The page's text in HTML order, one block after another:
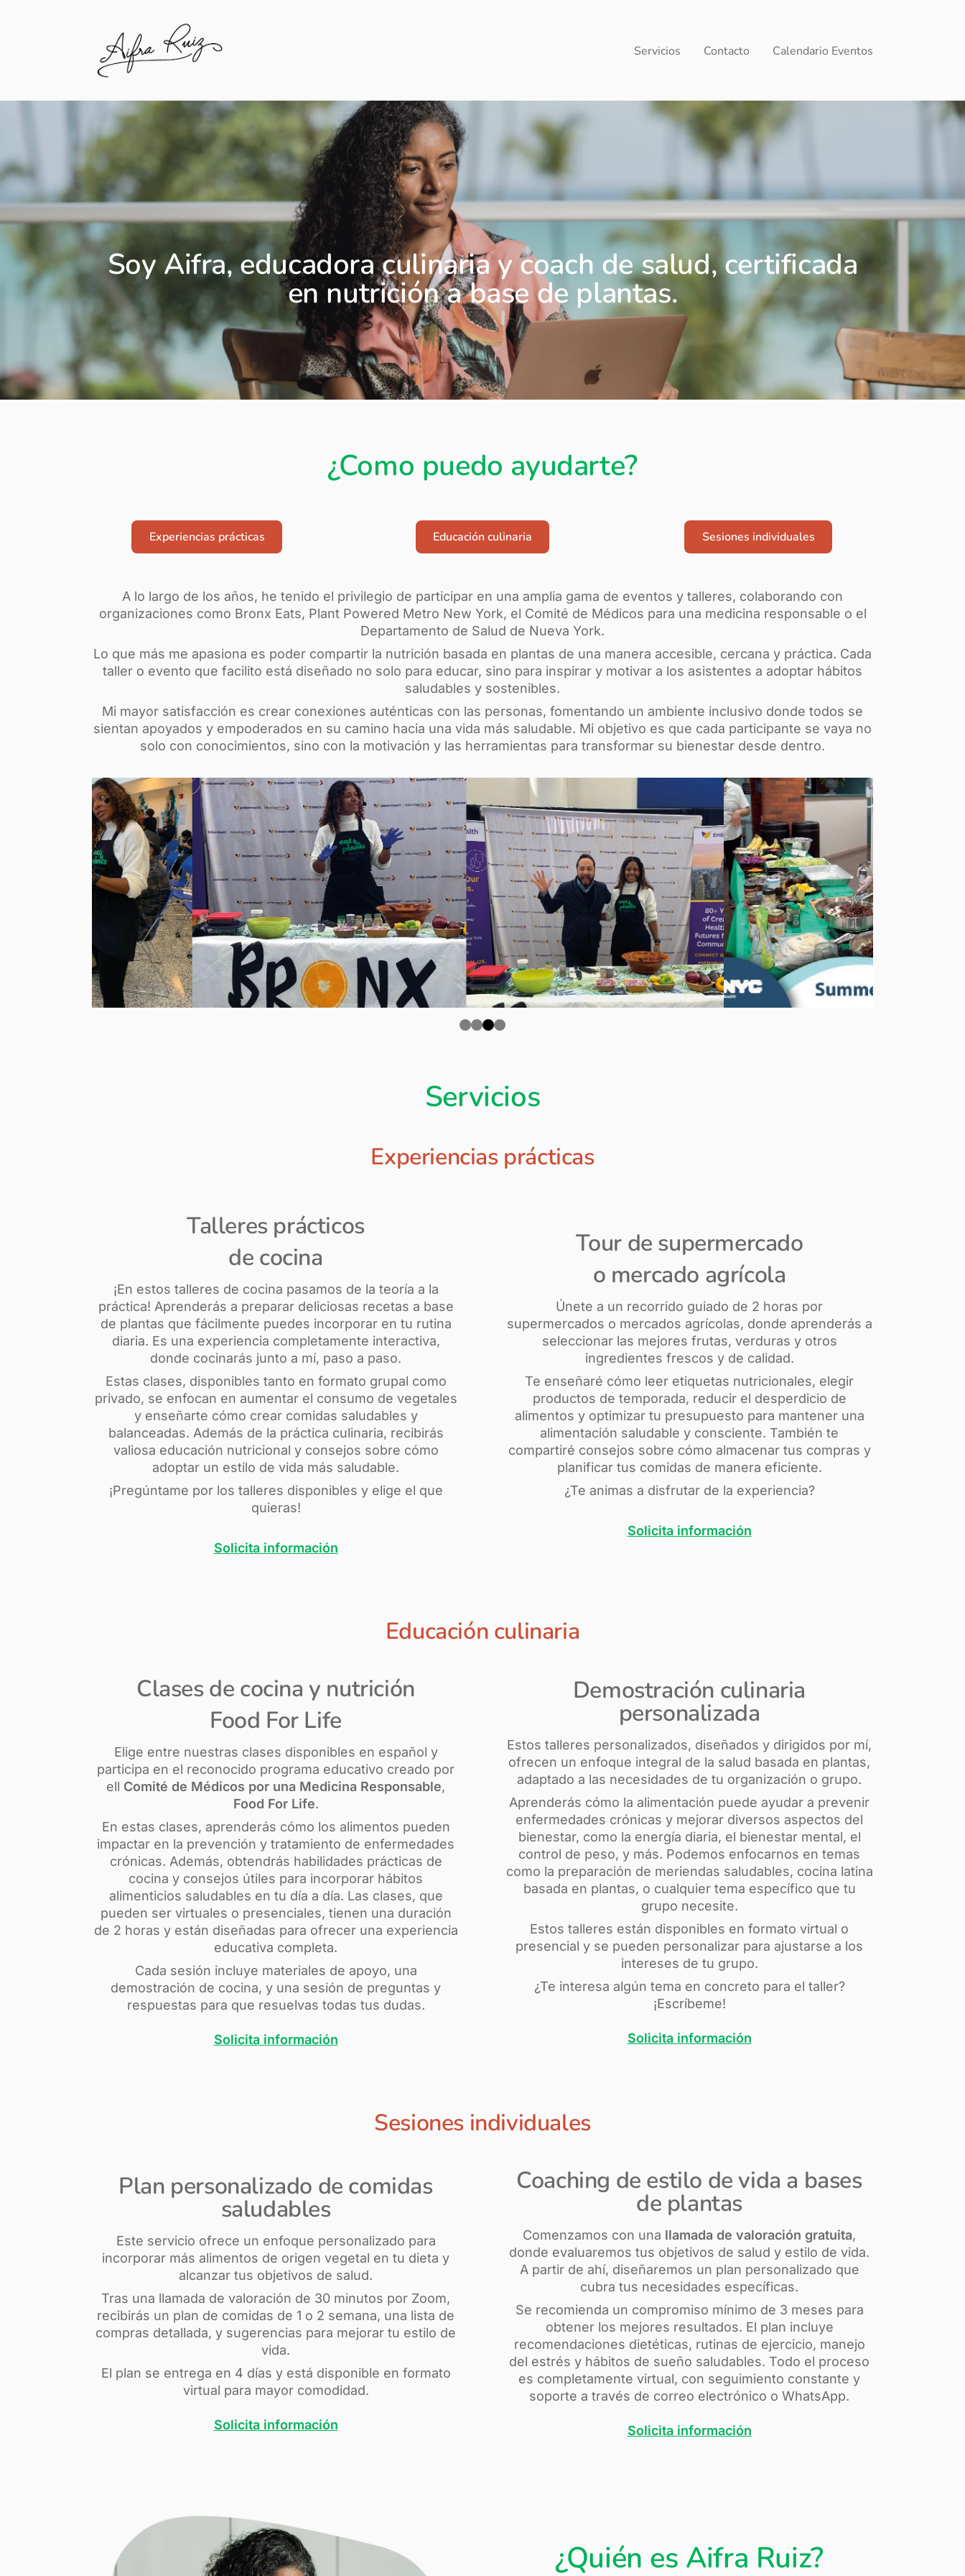
Servicios Contacto Calendario Eventos
Soy Aifra, educadora culinaria y coach de salud, certificada
en nutrición a base de plantas.
¿Como puedo ayudarte?
Experiencias prácticas Educación culinaria Sesiones individuales
A lo largo de los años, he tenido el privilegio de participar en una amplia gama de eventos y talleres, colaborando con
organizaciones como Bronx Eats, Plant Powered Metro New York, el Comité de Médicos para una medicina responsable o el
Departamento de Salud de Nueva York.
Lo que más me apasiona es poder compartir la nutrición basada en plantas de una manera accesible, cercana y práctica. Cada
taller o evento que facilito está diseñado no solo para educar, sino para inspirar y motivar a los asistentes a adoptar hábitos
saludables y sostenibles.
Mi mayor satisfacción es crear conexiones auténticas con las personas, fomentando un ambiente inclusivo donde todos se
sientan apoyados y empoderados en su camino hacia una vida más saludable. Mi objetivo es que cada participante se vaya no
solo con conocimientos, sino con la motivación y las herramientas para transformar su bienestar desde dentro.
Servicios
Experiencias prácticas
Talleres prácticos
de cocina
¡En estos talleres de cocina pasamos de la teoría a la
práctica! Aprenderás a preparar deliciosas recetas a base
de plantas que fácilmente puedes incorporar en tu rutina
diaria. Es una experiencia completamente interactiva,
donde cocinarás junto a mí, paso a paso.
Estas clases, disponibles tanto en formato grupal como
privado, se enfocan en aumentar el consumo de vegetales
y enseñarte cómo crear comidas saludables y
balanceadas. Además de la práctica culinaria, recibirás
valiosa educación nutricional y consejos sobre cómo
adoptar un estilo de vida más saludable.
¡Pregúntame por los talleres disponibles y elige el que
quieras!
Solicita información
Tour de supermercado
o mercado agrícola
Únete a un recorrido guiado de 2 horas por
supermercados o mercados agrícolas, donde aprenderás a
seleccionar las mejores frutas, verduras y otros
ingredientes frescos y de calidad.
Te enseñaré cómo leer etiquetas nutricionales, elegir
productos de temporada, reducir el desperdicio de
alimentos y optimizar tu presupuesto para mantener una
alimentación saludable y consciente. También te
compartiré consejos sobre cómo almacenar tus compras y
planificar tus comidas de manera eficiente.
¿Te animas a disfrutar de la experiencia?
Solicita información
Educación culinaria
Clases de cocina y nutrición
Food For Life
Elige entre nuestras clases disponibles en español y
participa en el reconocido programa educativo creado por
ell Comité de Médicos por una Medicina Responsable,
Food For Life.
En estas clases, aprenderás cómo los alimentos pueden
impactar en la prevención y tratamiento de enfermedades
crónicas. Además, obtendrás habilidades prácticas de
cocina y consejos útiles para incorporar hábitos
alimenticios saludables en tu día a día. Las clases, que
pueden ser virtuales o presenciales, tienen una duración
de 2 horas y están diseñadas para ofrecer una experiencia
educativa completa.
Cada sesión incluye materiales de apoyo, una
demostración de cocina, y una sesión de preguntas y
respuestas para que resuelvas todas tus dudas.
Solicita información
Demostración culinaria
personalizada
Estos talleres personalizados, diseñados y dirigidos por mí,
ofrecen un enfoque integral de la salud basada en plantas,
adaptado a las necesidades de tu organización o grupo.
Aprenderás cómo la alimentación puede ayudar a prevenir
enfermedades crónicas y mejorar diversos aspectos del
bienestar, como la energía diaria, el bienestar mental, el
control de peso, y más. Podemos enfocarnos en temas
como la preparación de meriendas saludables, cocina latina
basada en plantas, o cualquier tema específico que tu
grupo necesite.
Estos talleres están disponibles en formato virtual o
presencial y se pueden personalizar para ajustarse a los
intereses de tu grupo.
¿Te interesa algún tema en concreto para el taller?
¡Escríbeme!
Solicita información
Sesiones individuales
Plan personalizado de comidas
saludables
Este servicio ofrece un enfoque personalizado para
incorporar más alimentos de origen vegetal en tu dieta y
alcanzar tus objetivos de salud.
Tras una llamada de valoración de 30 minutos por Zoom,
recibirás un plan de comidas de 1 o 2 semana, una lista de
compras detallada, y sugerencias para mejorar tu estilo de
vida.
El plan se entrega en 4 días y está disponible en formato
virtual para mayor comodidad.
Solicita información
Coaching de estilo de vida a bases
de plantas
Comenzamos con una llamada de valoración gratuita,
donde evaluaremos tus objetivos de salud y estilo de vida.
A partir de ahí, diseñaremos un plan personalizado que
cubra tus necesidades específicas.
Se recomienda un compromiso mínimo de 3 meses para
obtener los mejores resultados. El plan incluye
recomendaciones dietéticas, rutinas de ejercicio, manejo
del estrés y hábitos de sueño saludables. Todo el proceso
es completamente virtual, con seguimiento constante y
soporte a través de correo electrónico o WhatsApp.
Solicita información
¿Quién es Aifra Ruiz?